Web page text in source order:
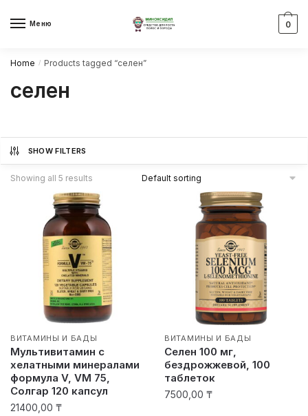
Меню 0
Home / Products tagged “селен”
селен
SHOW FILTERS
Showing all 5 results
ВИТАМИНЫ И БАДЫ
Мультивитамин c
хелатными минералами
формула V, VM 75,
Солгар 120 капсул
21400,00 ₸
ВИТАМИНЫ И БАДЫ
Селен 100 мг,
бездрожжевой, 100
таблеток
7500,00 ₸